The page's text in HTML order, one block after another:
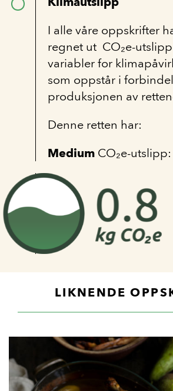
I alle våre oppskrifter
regnet ut CO₂e-
variabler for
som oppstår i
produksjonen av
Denne retten har:
Medium CO₂e-utslipp:
LIKNENDE